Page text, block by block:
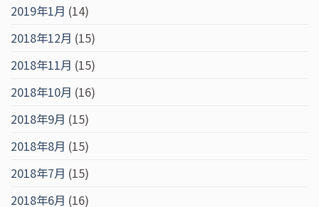
2019年1月 (14)
2018年12月 (15)
2018年11月 (15)
2018年10月 (16)
2018年9月 (15)
2018年8月 (15)
2018年7月 (15)
2018年6月 (16)